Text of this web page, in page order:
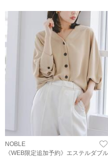
NOBLE
《WEB限定追加予約》エステルダブル